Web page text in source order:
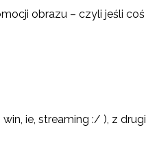
obrazu – czyli jeśli
ie, streaming :/ ), z